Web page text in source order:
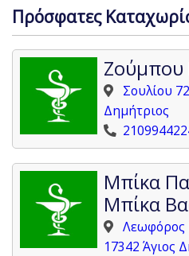
Πρόσφατες
Ζούμπου
Σουλίου
Δημήτριος
Μπίκα
Μπίκα
Λεωφόρος
17342 Άγιος